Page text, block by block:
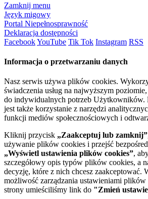
Zamknij menu
Język migowy
Portal Niepełnosprawność
Deklaracja dostępności
FacebookYouTube Tik Tok Instagram RSS
Informacja o przetwarzaniu danych
Nasz serwis używa plików cookies.
świadczenia usług na najwyższym
do indywidualnych potrzeb Użytkowników.
jest także korzystanie z narzędzi
funkcji mediów społecznościowych i
Kliknij przycisk „Zaakceptuj lub zamknij”
używanie plików cookies i przejść
„Wyświetl ustawienia plików cookies”,
szczegółowy opis typów plików cookies, a
decyzję, które z nich chcesz zaakceptować.
możliwość zarządzania ustawieniami plików
strony umieściliśmy link do "Zmień